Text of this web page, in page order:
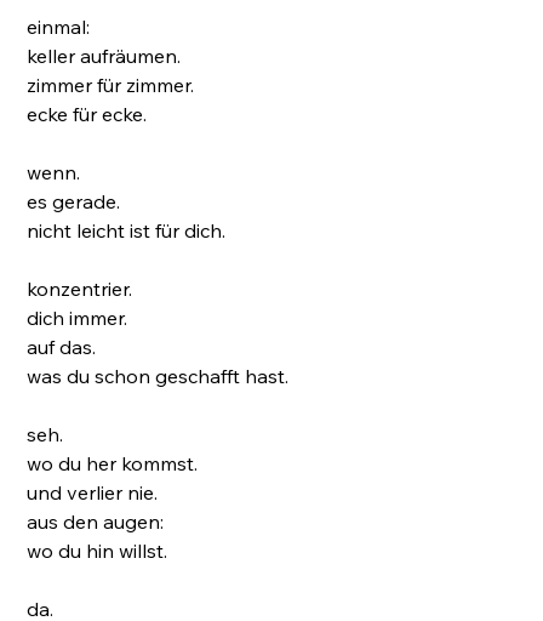
einmal:
keller aufräumen.
zimmer für zimmer.
ecke für ecke.
wenn.
es gerade.
nicht leicht ist für dich.
konzentrier.
dich immer.
auf das.
was du schon geschafft hast.
seh.
wo du her kommst.
und verlier nie.
aus den augen:
wo du hin willst.
da.